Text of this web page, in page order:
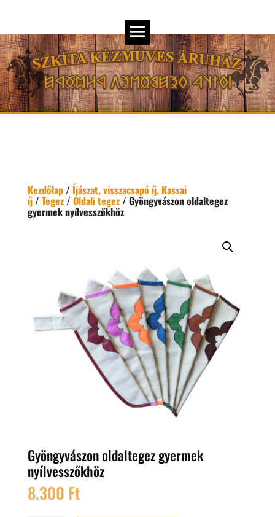
Kezdőlap/ Íjászat, visszacsapó íj, Kassai
íj/ Tegez/ Oldali tegez/ Gyöngyvászon oldaltegez
gyermek nyílvesszőkhöz
Gyöngyvászon oldaltegez gyermek
nyílvesszőkhöz
8.300 Ft